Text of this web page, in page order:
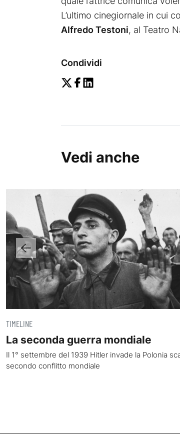
L’ultimo cinegiornale in cui
Alfredo Testoni, al Teatro
Condividi
Vedi anche
TIMELINE
La seconda guerra mondiale
Il 1° settembre del 1939 Hitler invade la Polonia
secondo conflitto mondiale